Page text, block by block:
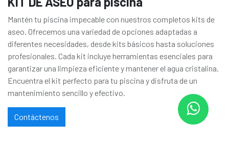
Mantén tu piscina impecable con nuestros completos kits de
aseo. Ofrecemos una variedad de opciones adaptadas a
diferentes necesidades, desde kits básicos hasta soluciones
profesionales. Cada kit incluye herramientas esenciales para
garantizar una limpieza eficiente y mantener el agua cristalina.
Encuentra el kit perfecto para tu piscina y disfruta de un
mantenimiento sencillo y efectivo.
Contáctenos